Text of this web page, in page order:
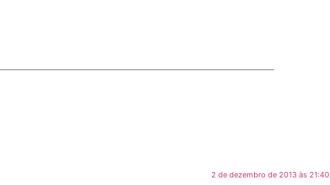
2 de dezembro de 2013 às 21:40